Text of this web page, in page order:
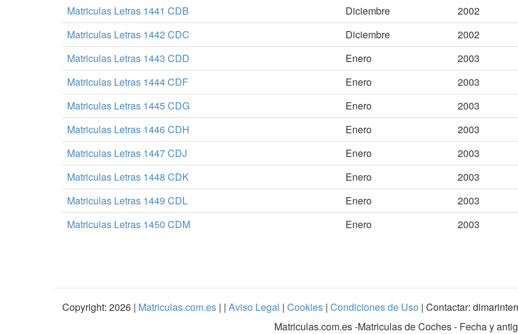
Matriculas Letras 1441 CDB
Diciembre
2002
Matriculas Letras 1442 CDC
Diciembre
2002
Matriculas Letras 1443 CDD
Enero
2003
Matriculas Letras 1444 CDF
Enero
2003
Matriculas Letras 1445 CDG
Enero
2003
Matriculas Letras 1446 CDH
Enero
2003
Matriculas Letras 1447 CDJ
Enero
2003
Matriculas Letras 1448 CDK
Enero
2003
Matriculas Letras 1449 CDL
Enero
2003
Matriculas Letras 1450 CDM
Enero 2003
Copyright: 2026 | Matriculas.com.es | | Aviso Legal | Cookies | Condiciones de Uso | Contactar:
Matriculas.com.es-Matriculas de Coches - Fecha y